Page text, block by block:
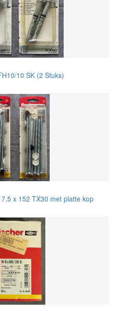
10 SK (2 Stuks)
x 152 TX30 met platte kop